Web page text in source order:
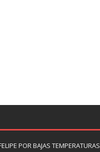
POR BAJAS TEMPERATURAS